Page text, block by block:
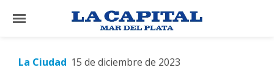
×
La Ciudad 15 de diciembre de 2023